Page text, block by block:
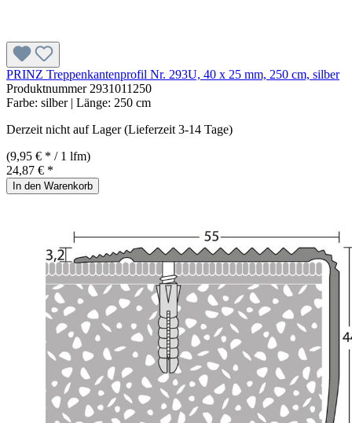
PRINZ Treppenkantenprofil Nr. 293U, 40 x 25 mm, 250 cm, silber
Produktnummer 2931011250
Farbe: silber | Länge: 250 cm
Derzeit nicht auf Lager (Lieferzeit 3-14 Tage)
(9,95 € * / 1 lfm)
24,87 € *
In den Warenkorb